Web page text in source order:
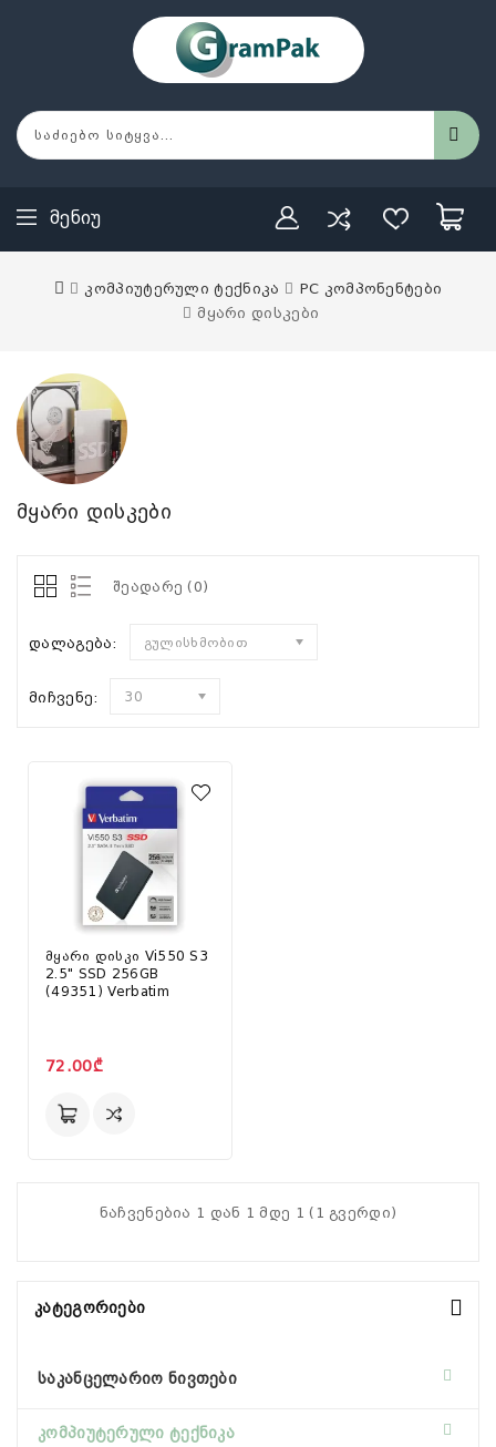
Მენიუ
კომპიუტერული ტექნიკა
PC კომპონენტები
მყარი დისკები
მყარი დისკები
შეადარე (0)
დალაგება: გულისხმობით
მიჩვენე: 30
მყარი დისკი Vi550 S3
2.5" SSD 256GB
(49351) Verbatim
72.00₾
ნაჩვენებია 1 დან 1 მდე 1 (1 გვერდი)
Კატეგორიები
საკანცელარიო ნივთები
კომპიუტერული ტექნიკა